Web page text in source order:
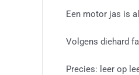
Een motor jas is
Volgens diehard
Precies: leer op